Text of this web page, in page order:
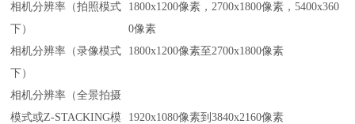
相机分辨率（拍照模式
下）
1800x1200像素，2700x1800像素，5400x360
0像素
相机分辨率（录像模式
下）
1800x1200像素至2700x1800像素
相机分辨率（全景拍摄
模式或Z-STACKING模
1920x1080像素到3840x2160像素